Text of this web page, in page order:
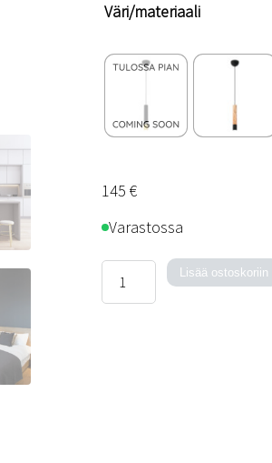
Väri/materiaali
145€
Varastossa
kattovalaisin
Lisää ostoskoriin